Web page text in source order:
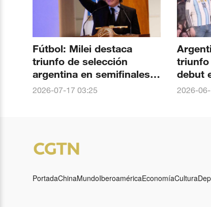
Fútbol: Milei destaca
triunfo de selección
argentina en semifinales
del Mundial
2026-07-17 03:25
triunfo
debut
fútbol
2026-
PortadaChinaMundoIberoaméricaEconomíaCultura